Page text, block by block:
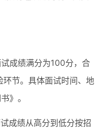
成绩满分为100分，合
节。具体面试时间、地
》。
成绩从高分到低分按招